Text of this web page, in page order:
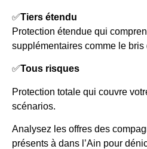
✅Tiers étendu
Protection étendue qui
supplémentaires comme le bris
✅Tous risques
Protection totale qui couvre
scénarios.
Analysez les offres des
présents à dans l’Ain pour